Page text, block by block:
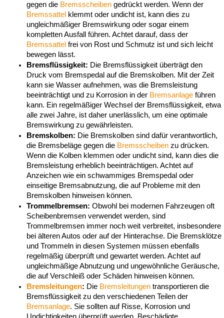
gegen die Bremsscheiben
Bremssattel klemmt oder undicht ist, kann dies zu
ungleichmäßiger Bremswirkung oder sogar einem
Bremssattel frei von Rost und Schmutz ist und sich leicht
bewegen lässt.
Bremsflüssigkeit: Die Bremsflüssigkeit überträgt den
Druck vom Bremspedal auf die Bremskolben. Mit der Zeit
kann sie Wasser aufnehmen, was die Bremsleistung
beeinträchtigt und zu Korrosion in der Bremsanlage führen
kann. Ein regelmäßiger Wechsel der Bremsflüssigkeit, etwa
alle zwei Jahre, ist daher unerlässlich, um eine optimale
Bremswirkung zu gewährleisten.
Bremskolben: Die Bremskolben sind dafür verantwortlich,
die Bremsbeläge gegen die Bremsscheiben zu drücken.
Wenn die Kolben klemmen oder undicht sind, kann dies die
Bremsleistung erheblich beeinträchtigen. Achtet auf
Anzeichen wie ein schwammiges Bremspedal oder
einseitige Bremsabnutzung, die auf Probleme mit den
Bremskolben hinweisen können.
Trommelbremsen: Obwohl bei modernen Fahrzeugen oft
Scheibenbremsen verwendet werden, sind
Trommelbremsen immer noch weit verbreitet, insbesondere
bei älteren Autos oder auf der Hinterachse. Die Bremsklötze
und Trommeln in diesen Systemen müssen ebenfalls
regelmäßig überprüft und gewartet werden. Achtet auf
ungleichmäßige Abnutzung und ungewöhnliche Geräusche,
die auf Verschleiß oder Schäden hinweisen können.
Bremsleitungen: Die Bremsleitungen transportieren die
Bremsanlage. Sie sollten auf Risse, Korrosion und